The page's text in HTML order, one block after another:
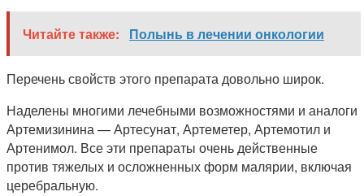
Читайте также: Полынь в лечении онкологии
Перечень свойств этого препарата довольно широк.
Наделены многими лечебными возможностями и аналоги
Артемизинина — Артесунат, Артеметер, Артемотил и
Артенимол. Все эти препараты очень действенные
против тяжелых и осложненных форм малярии, включая
церебральную.